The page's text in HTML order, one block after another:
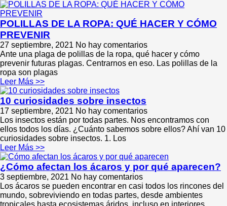
POLILLAS DE LA ROPA: QUÉ HACER Y CÓMO
PREVENIR
27 septiembre, 2021 No hay comentarios
Ante una plaga de polillas de la ropa, qué hacer y cómo
prevenir futuras plagas. Centrarnos en eso. Las polillas de la
ropa son plagas
Leer Más >>
10 curiosidades sobre insectos
17 septiembre, 2021 No hay comentarios
Los insectos están por todas partes. Nos encontramos con
ellos todos los días. ¿Cuánto sabemos sobre ellos? Ahí van 10
curiosidades sobre insectos. 1. Los
Leer Más >>
¿Cómo afectan los ácaros y por qué aparecen?
3 septiembre, 2021 No hay comentarios
Los ácaros se pueden encontrar en casi todos los rincones del
mundo, sobreviviendo en todas partes, desde ambientes
tropicales hasta ecosistemas áridos, incluso en interiores.